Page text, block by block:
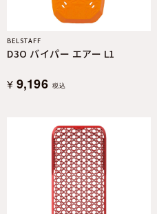
BELSTAFF
D3O バイパー エアー L1
¥ 9,196 税込